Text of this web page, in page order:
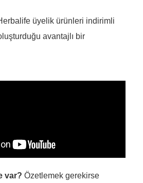
üyelik ürünleri indirimli
avantajlı bir
var? Özetlemek gerekirse